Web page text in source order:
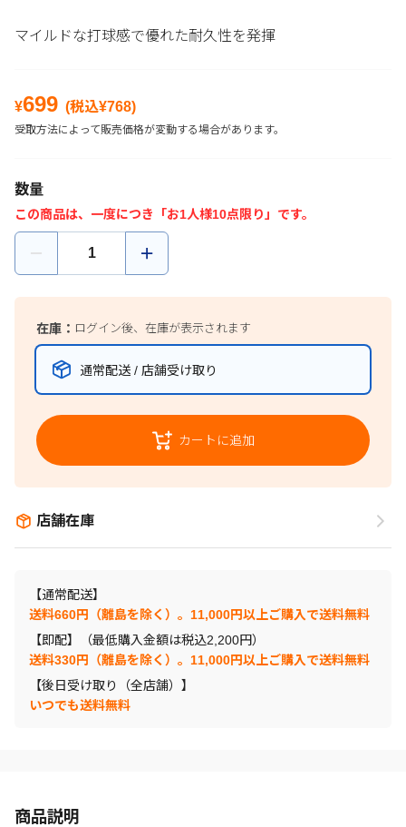
マイルドな打球感で優れた耐久性を発揮
¥699 (税込¥768)
受取方法によって販売価格が変動する場合があります。
数量
この商品は、一度につき「お1人様10点限り」です。
在庫： ログイン後、在庫が表示されます
通常配送 / 店舗受け取り
カートに追加
店舗在庫
【通常配送】
送料660円（離島を除く）。11,000円以上ご購入で送料無料
【即配】（最低購入金額は税込2,200円）
送料330円（離島を除く）。11,000円以上ご購入で送料無料
【後日受け取り（全店舗）】
いつでも送料無料
商品説明